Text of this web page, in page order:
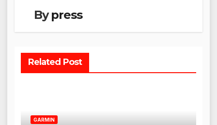
Bypress
Related Post
GARMIN